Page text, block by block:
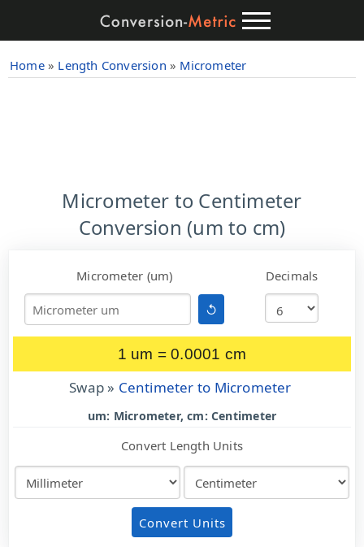
Home» Length Conversion » Micrometer
Micrometer to Centimeter
Conversion (um to cm)
Micrometer (um)
↺
Decimals
1 um = 0.0001 cm
Swap » Centimeter to Micrometer
um: Micrometer, cm: Centimeter
Convert Length Units
Convert Units